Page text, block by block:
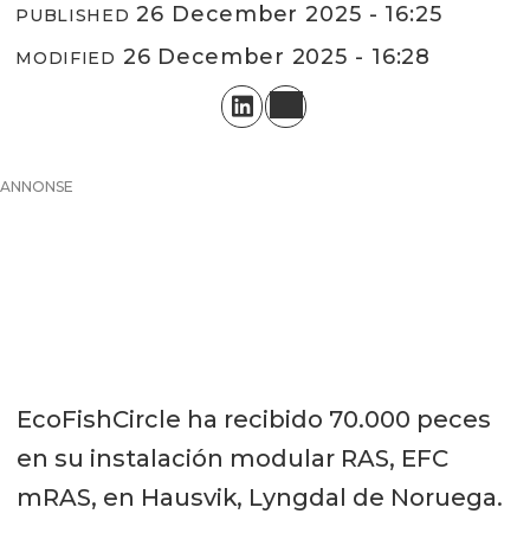
PUBLISHED 26 December 2025 - 16:25
MODIFIED 26 December 2025 - 16:28
ANNONSE
EcoFishCircle ha recibido 70.000 peces
en su instalación modular RAS, EFC
mRAS, en Hausvik, Lyngdal de Noruega.